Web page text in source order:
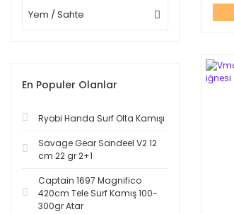
Yem / Sahte
En Populer Olanlar
Ryobi Handa Surf Olta Kamışı
Savage Gear Sandeel V2 12
cm 22 gr 2+1
Captain 1697 Magnifico
420cm Tele Surf Kamış 100-
300gr Atar